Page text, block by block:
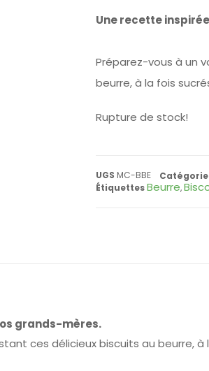
Une recette
Préparez-vous à un
beurre, à la fois
Rupture de stock!
UGS MC-BBE Catégorie
ÉtiquettesBeurre,
grands-mères.
ces délicieux biscuits au beurre,